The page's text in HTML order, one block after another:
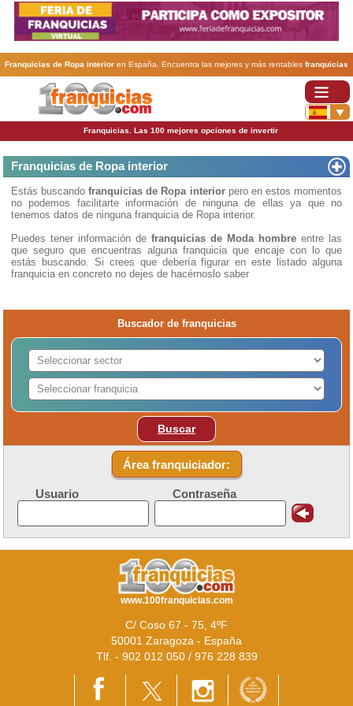
Franquicias de Ropa interior en España. Encuentra las mejores y más rentables franquicias
de Ropa interior. Abre tu negocio a través de una franquicia barata, rentable y segura.
Franquicias. Las 100 mejores opciones de invertir
Franquicias de Ropa interior
Estás buscandofranquicias de Ropa interiorpero en estos momentos
no podemos facilitarte información de ninguna de ellas ya que no
tenemos datos de ninguna franquicia de Ropa interior.
Puedes tener información de franquicias de Moda hombre entre las
que seguro que encuentras alguna franquicia que encaje con lo que
estás buscando. Si crees que debería figurar en este listado alguna
franquicia en concreto no dejes de hacérnoslo saber
Buscador de franquicias
Buscar
Área franquiciador:
Usuario Contraseña
www.100franquicias.com
C/ Coso 67 - 75, 4ºF
50001 Zaragoza - España
Tlf. - 902 012 050 / 976 228 839